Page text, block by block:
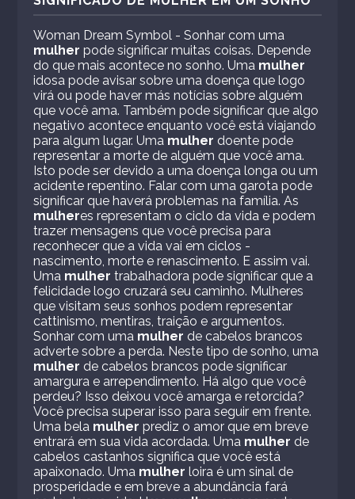
Woman Dream Symbol - Sonhar com uma
mulher pode significar muitas coisas. Depende
do que mais acontece no sonho. Uma mulher
idosa pode avisar sobre uma doença que logo
virá ou pode haver más notícias sobre alguém
que você ama. Também pode significar que algo
negativo acontece enquanto você está viajando
para algum lugar. Uma mulher doente pode
representar a morte de alguém que você ama.
Isto pode ser devido a uma doença longa ou um
acidente repentino. Falar com uma garota pode
significar que haverá problemas na família. As
mulheres representam o ciclo da vida e podem
trazer mensagens que você precisa para
reconhecer que a vida vai em ciclos -
nascimento, morte e renascimento. E assim vai.
Uma mulher trabalhadora pode significar que a
felicidade logo cruzará seu caminho. Mulheres
que visitam seus sonhos podem representar
cattinismo, mentiras, traição e argumentos.
Sonhar com uma mulher de cabelos brancos
adverte sobre a perda. Neste tipo de sonho, uma
mulher de cabelos brancos pode significar
amargura e arrependimento. Há algo que você
perdeu? Isso deixou você amarga e retorcida?
Você precisa superar isso para seguir em frente.
Uma bela mulher prediz o amor que em breve
entrará em sua vida acordada. Uma mulher de
cabelos castanhos significa que você está
apaixonado. Uma mulher loira é um sinal de
prosperidade e em breve a abundância fará